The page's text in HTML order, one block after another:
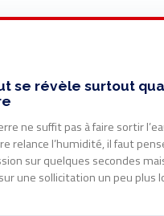
se révèle surtout
ne suffit pas à faire sortir
relance l’humidité, il faut
sur quelques secondes
une sollicitation un peu plus